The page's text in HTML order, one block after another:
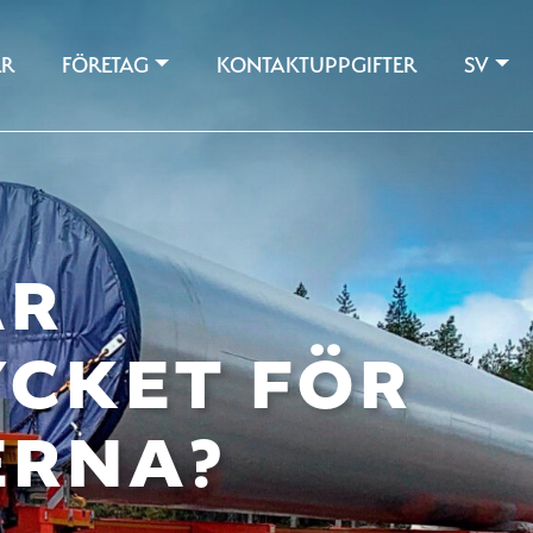
FÖRETAG KONTAKTUPPGIFTER SV
FÖR